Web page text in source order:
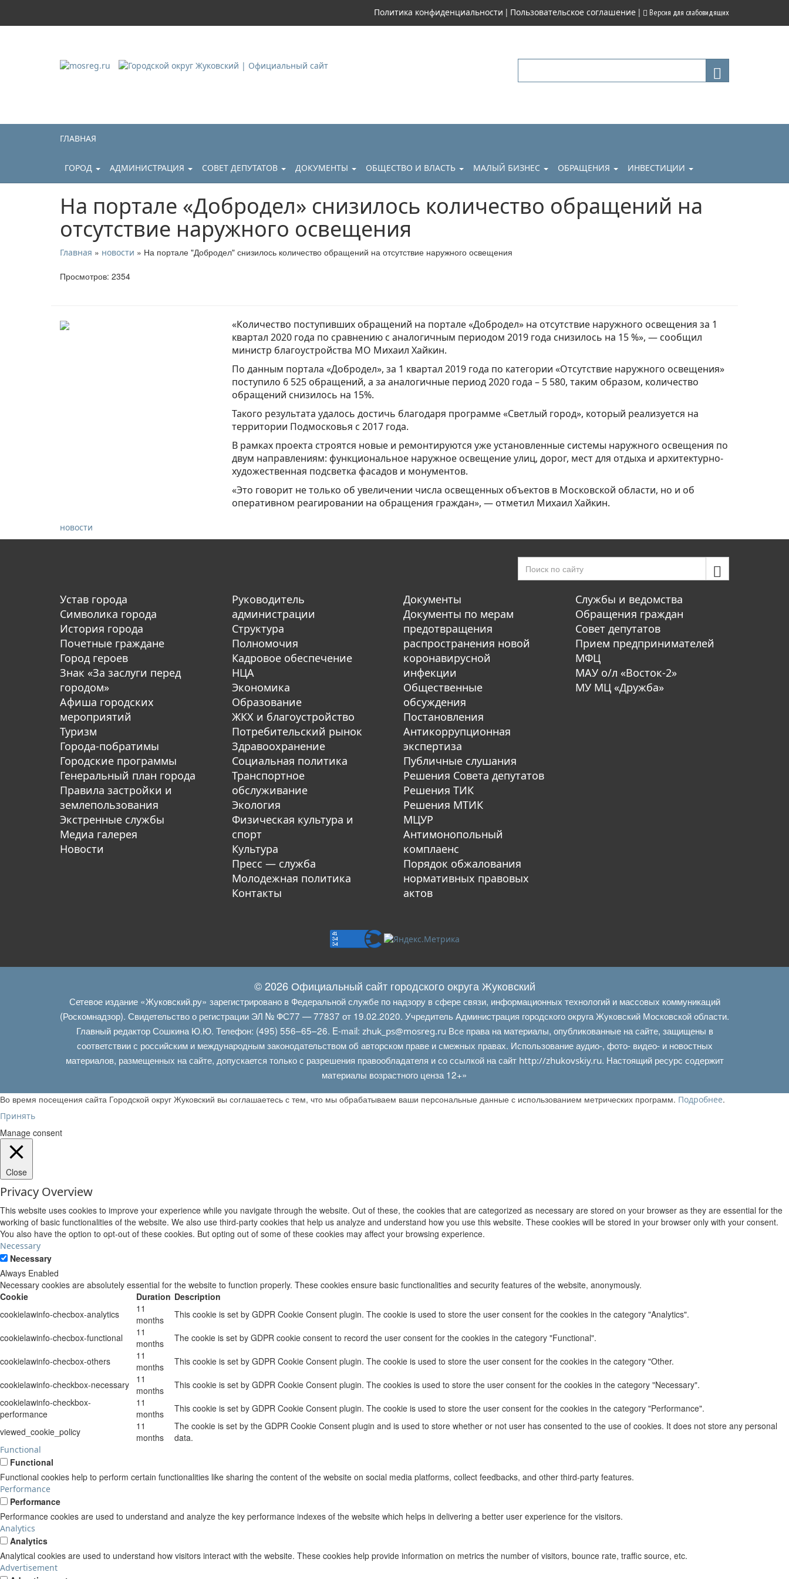
Политика конфиденциальности | Пользовательское соглашение | Версия для слабовидящих
ГЛАВНАЯ
ГОРОД АДМИНИСТРАЦИЯ СОВЕТ ДЕПУТАТОВ ДОКУМЕНТЫ ОБЩЕСТВО И ВЛАСТЬ МАЛЫЙ БИЗНЕС ОБРАЩЕНИЯ ИНВЕСТИЦИИ
На портале «Добродел» снизилось количество обращений на
отсутствие наружного освещения
Главная » новости » На портале "Добродел" снизилось количество обращений на отсутствие наружного освещения
Просмотров: 2354
«Количество поступивших обращений на портале «Добродел» на отсутствие наружного освещения за 1
квартал 2020 года по сравнению с аналогичным периодом 2019 года снизилось на 15 %», — сообщил
министр благоустройства МО Михаил Хайкин.
По данным портала «Добродел», за 1 квартал 2019 года по категории «Отсутствие наружного освещения»
поступило 6 525 обращений, а за аналогичные период 2020 года – 5 580, таким образом, количество
обращений снизилось на 15%.
Такого результата удалось достичь благодаря программе «Светлый город», который реализуется на
территории Подмосковья с 2017 года.
В рамках проекта строятся новые и ремонтируются уже установленные системы наружного освещения по
двум направлениям: функциональное наружное освещение улиц, дорог, мест для отдыха и архитектурно-
художественная подсветка фасадов и монументов.
«Это говорит не только об увеличении числа освещенных объектов в Московской области, но и об
оперативном реагировании на обращения граждан», — отметил Михаил Хайкин.
новости
Устав города
Символика города
История города
Почетные граждане
Город героев
Знак «За заслуги перед
городом»
Афиша городских
мероприятий
Туризм
Города-побратимы
Городские программы
Генеральный план города
Правила застройки и
землепользования
Экстренные службы
Медиа галерея
Новости
Руководитель
администрации
Структура
Полномочия
Кадровое обеспечение
НЦА
Экономика
Образование
ЖКХ и благоустройство
Потребительский рынок
Здравоохранение
Социальная политика
Транспортное
обслуживание
Экология
Физическая культура и
спорт
Культура
Пресс — служба
Молодежная политика
Контакты
Документы
Документы по мерам
предотвращения
распространения новой
коронавирусной
инфекции
Общественные
обсуждения
Постановления
Антикоррупционная
экспертиза
Публичные слушания
Решения Совета депутатов
Решения ТИК
Решения МТИК
МЦУР
Антимонопольный
комплаенс
Порядок обжалования
нормативных правовых
актов
Службы и ведомства
Обращения граждан
Совет депутатов
Прием предпринимателей
МФЦ
МАУ о/л «Восток-2»
МУ МЦ «Дружба»
© 2026 Официальный сайт городского округа Жуковский
Сетевое издание «Жуковский.ру» зарегистрировано в Федеральной службе по надзору в сфере связи, информационных технологий и массовых коммуникаций
(Роскомнадзор). Свидетельство о регистрации ЭЛ № ФС77 — 77837 от 19.02.2020. Учредитель Администрация городского округа Жуковский Московской области.
Главный редактор Сошкина Ю.Ю. Телефон: (495) 556–65–26. E‑mail: zhuk_ps@mosreg.ruВсе права на материалы, опубликованные на сайте, защищены в
соответствии с российским и международным законодательством об авторском праве и смежных правах. Использование аудио-, фото- видео- и новостных
материалов, размещенных на сайте, допускается только с разрешения правообладателя и со ссылкой на сайт http://zhukovskiy.ru. Настоящий ресурс содержит
материалы возрастного ценза 12+»
Во время посещения сайта Городской округ Жуковский вы соглашаетесь с тем, что мы обрабатываем ваши персональные данные с использованием метрических программ. Подробнее.
Принять
Manage consent
Close
Privacy Overview
This website uses cookies to improve your experience while you navigate through the website. Out of these, the cookies that are categorized as necessary are stored on your browser as they are essential for the
working of basic functionalities of the website. We also use third-party cookies that help us analyze and understand how you use this website. These cookies will be stored in your browser only with your consent.
You also have the option to opt-out of these cookies. But opting out of some of these cookies may affect your browsing experience.
Necessary
Necessary
Always Enabled
Necessary cookies are absolutely essential for the website to function properly. These cookies ensure basic functionalities and security features of the website, anonymously.
Cookie
Duration Description
cookielawinfo-checbox-analytics
11
months
This cookie is set by GDPR Cookie Consent plugin. The cookie is used to store the user consent for the cookies in the category "Analytics".
cookielawinfo-checbox-functional
11
months
The cookie is set by GDPR cookie consent to record the user consent for the cookies in the category "Functional".
cookielawinfo-checbox-others
11
months
This cookie is set by GDPR Cookie Consent plugin. The cookie is used to store the user consent for the cookies in the category "Other.
cookielawinfo-checkbox-necessary
11
months
This cookie is set by GDPR Cookie Consent plugin. The cookies is used to store the user consent for the cookies in the category "Necessary".
cookielawinfo-checkbox-
performance
11
months
This cookie is set by GDPR Cookie Consent plugin. The cookie is used to store the user consent for the cookies in the category "Performance".
viewed_cookie_policy
11
months
The cookie is set by the GDPR Cookie Consent plugin and is used to store whether or not user has consented to the use of cookies. It does not store any personal
data.
Functional
Functional
Functional cookies help to perform certain functionalities like sharing the content of the website on social media platforms, collect feedbacks, and other third-party features.
Performance
Performance
Performance cookies are used to understand and analyze the key performance indexes of the website which helps in delivering a better user experience for the visitors.
Analytics
Analytics
Analytical cookies are used to understand how visitors interact with the website. These cookies help provide information on metrics the number of visitors, bounce rate, traffic source, etc.
Advertisement